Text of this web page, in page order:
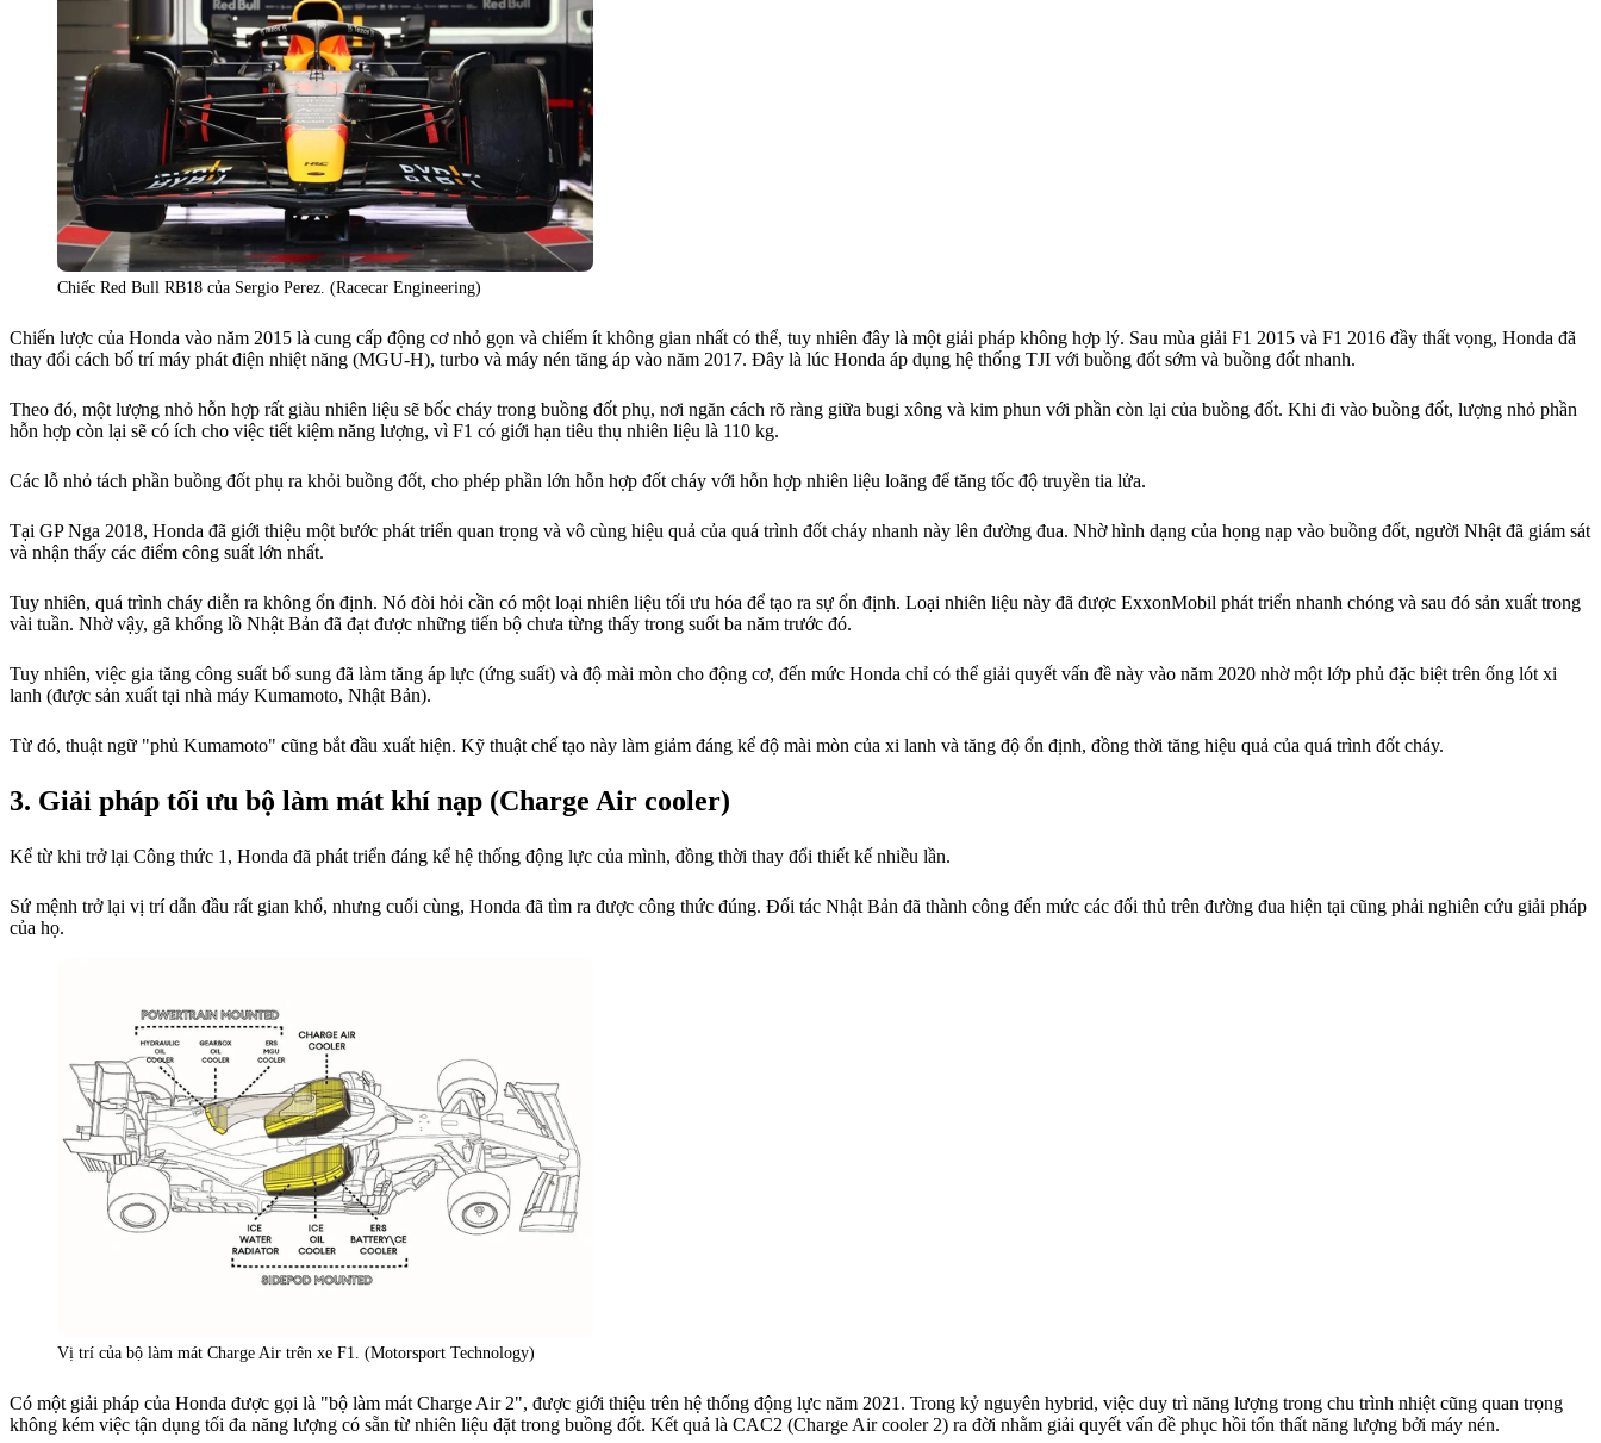
Chiếc Red Bull RB18 của Sergio Perez. (Racecar Engineering)
Chiến lược của Honda vào năm 2015 là cung cấp động cơ nhỏ gọn và chiếm ít không gian nhất có thể, tuy nhiên đây là một giải pháp không hợp lý. Sau mùa giải F1 2015 và F1 2016 đầy thất vọng, Honda đã
thay đổi cách bố trí máy phát điện nhiệt năng (MGU-H), turbo và máy nén tăng áp vào năm 2017. Đây là lúc Honda áp dụng hệ thống TJI với buồng đốt sớm và buồng đốt nhanh.
Theo đó, một lượng nhỏ hỗn hợp rất giàu nhiên liệu sẽ bốc cháy trong buồng đốt phụ, nơi ngăn cách rõ ràng giữa bugi xông và kim phun với phần còn lại của buồng đốt. Khi đi vào buồng đốt, lượng nhỏ phần
hỗn hợp còn lại sẽ có ích cho việc tiết kiệm năng lượng, vì F1 có giới hạn tiêu thụ nhiên liệu là 110 kg.
Các lỗ nhỏ tách phần buồng đốt phụ ra khỏi buồng đốt, cho phép phần lớn hỗn hợp đốt cháy với hỗn hợp nhiên liệu loãng để tăng tốc độ truyền tia lửa.
Tại GP Nga 2018, Honda đã giới thiệu một bước phát triển quan trọng và vô cùng hiệu quả của quá trình đốt cháy nhanh này lên đường đua. Nhờ hình dạng của họng nạp vào buồng đốt, người Nhật đã giám sát
và nhận thấy các điểm công suất lớn nhất.
Tuy nhiên, quá trình cháy diễn ra không ổn định. Nó đòi hỏi cần có một loại nhiên liệu tối ưu hóa để tạo ra sự ổn định. Loại nhiên liệu này đã được ExxonMobil phát triển nhanh chóng và sau đó sản xuất trong
vài tuần. Nhờ vậy, gã khổng lồ Nhật Bản đã đạt được những tiến bộ chưa từng thấy trong suốt ba năm trước đó.
Tuy nhiên, việc gia tăng công suất bổ sung đã làm tăng áp lực (ứng suất) và độ mài mòn cho động cơ, đến mức Honda chỉ có thể giải quyết vấn đề này vào năm 2020 nhờ một lớp phủ đặc biệt trên ống lót xi
lanh (được sản xuất tại nhà máy Kumamoto, Nhật Bản).
Từ đó, thuật ngữ "phủ Kumamoto" cũng bắt đầu xuất hiện. Kỹ thuật chế tạo này làm giảm đáng kể độ mài mòn của xi lanh và tăng độ ổn định, đồng thời tăng hiệu quả của quá trình đốt cháy.
Giải pháp tối ưu bộ làm mát khí nạp (Charge Air cooler)
Kể từ khi trở lại Công thức 1, Honda đã phát triển đáng kể hệ thống động lực của mình, đồng thời thay đổi thiết kế nhiều lần.
Sứ mệnh trở lại vị trí dẫn đầu rất gian khổ, nhưng cuối cùng, Honda đã tìm ra được công thức đúng. Đối tác Nhật Bản đã thành công đến mức các đối thủ trên đường đua hiện tại cũng phải nghiên cứu giải pháp
của họ.
Vị trí của bộ làm mát Charge Air trên xe F1. (Motorsport Technology)
Có một giải pháp của Honda được gọi là "bộ làm mát Charge Air 2", được giới thiệu trên hệ thống động lực năm 2021. Trong kỷ nguyên hybrid, việc duy trì năng lượng trong chu trình nhiệt cũng quan trọng
không kém việc tận dụng tối đa năng lượng có sẵn từ nhiên liệu đặt trong buồng đốt. Kết quả là CAC2 (Charge Air cooler 2) ra đời nhằm giải quyết vấn đề phục hồi tổn thất năng lượng bởi máy nén.